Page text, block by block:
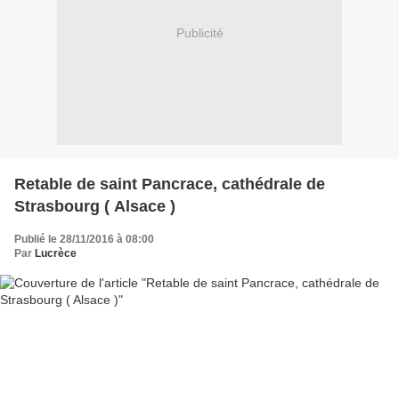
Publicité
Retable de saint Pancrace, cathédrale de
Strasbourg ( Alsace )
Publié le 28/11/2016 à 08:00
Par Lucrèce